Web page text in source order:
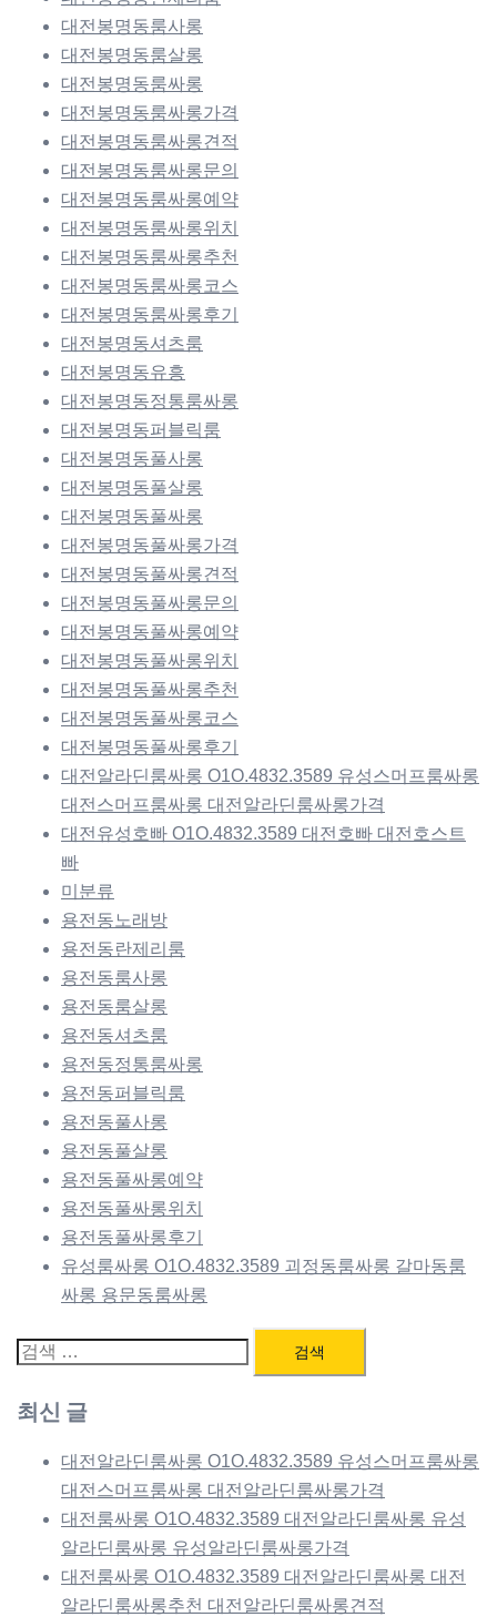
대전봉명동룸사롱
대전봉명동룸살롱
대전봉명동룸싸롱
대전봉명동룸싸롱가격
대전봉명동룸싸롱견적
대전봉명동룸싸롱문의
대전봉명동룸싸롱예약
대전봉명동룸싸롱위치
대전봉명동룸싸롱추천
대전봉명동룸싸롱코스
대전봉명동룸싸롱후기
대전봉명동셔츠룸
대전봉명동유흥
대전봉명동정통룸싸롱
대전봉명동퍼블릭룸
대전봉명동풀사롱
대전봉명동풀살롱
대전봉명동풀싸롱
대전봉명동풀싸롱가격
대전봉명동풀싸롱견적
대전봉명동풀싸롱문의
대전봉명동풀싸롱예약
대전봉명동풀싸롱위치
대전봉명동풀싸롱추천
대전봉명동풀싸롱코스
대전봉명동풀싸롱후기
대전알라딘룸싸롱 O1O.4832.3589 유성스머프룸싸롱
대전스머프룸싸롱 대전알라딘룸싸롱가격
대전유성호빠 O1O.4832.3589 대전호빠 대전호스트
빠
미분류
용전동노래방
용전동란제리룸
용전동룸사롱
용전동룸살롱
용전동셔츠룸
용전동정통룸싸롱
용전동퍼블릭룸
용전동풀사롱
용전동풀살롱
용전동풀싸롱예약
용전동풀싸롱위치
용전동풀싸롱후기
유성룸싸롱 O1O.4832.3589 괴정동룸싸롱 갈마동룸
싸롱 용문동룸싸롱
검
최신 글
대전알라딘룸싸롱 O1O.4832.3589 유성스머프룸싸롱
대전스머프룸싸롱 대전알라딘룸싸롱가격
대전룸싸롱 O1O.4832.3589 대전알라딘룸싸롱 유성
알라딘룸싸롱 유성알라딘룸싸롱가격
대전룸싸롱 O1O.4832.3589 대전알라딘룸싸롱 대전
알라딘룸싸롱추천 대전알라딘룸싸롱견적